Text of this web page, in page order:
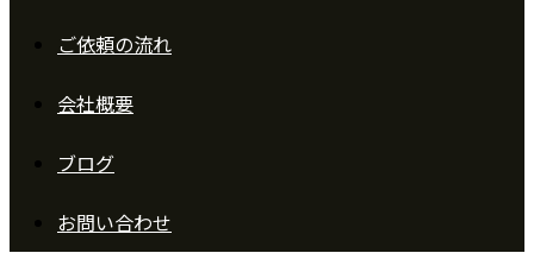
ご依頼の流れ
会社概要
ブログ
お問い合わせ